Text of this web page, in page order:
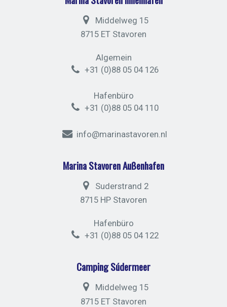
Middelweg 15
8715 ET Stavoren
Algemein
+31 (0)88 05 04 126
Hafenbüro
+31 (0)88 05 04 110
info@marinastavoren.nl
Marina Stavoren Außenhafen
Suderstrand 2
8715 HP Stavoren
Hafenbüro
+31 (0)88 05 04 122
Camping Súdermeer
Middelweg 15
8715 ET Stavoren